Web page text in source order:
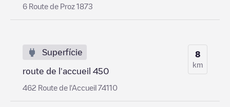
6 Route de Proz 1873
Superfície
route de l'accueil 450
462 Route de l'Accueil 74110
8
km